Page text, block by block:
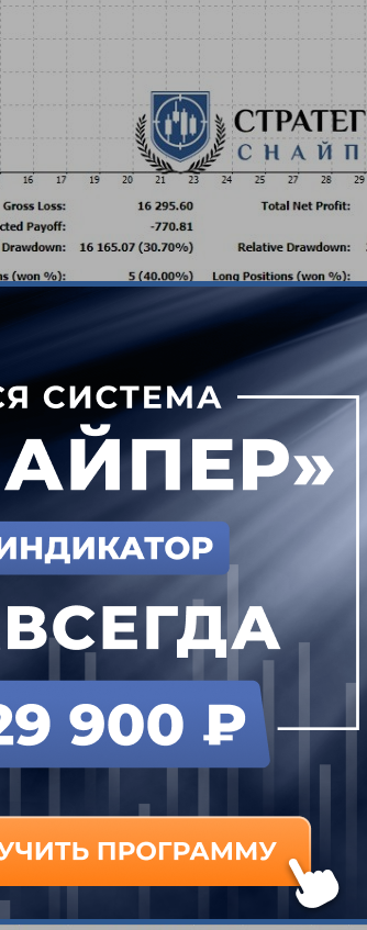
Отчет о торговле Алексея
опыт работы на рынке, Алексей
неподтвержденным сигналам,
ошибки новичков.
то видим, что их было немного,
– в несколько тысяч